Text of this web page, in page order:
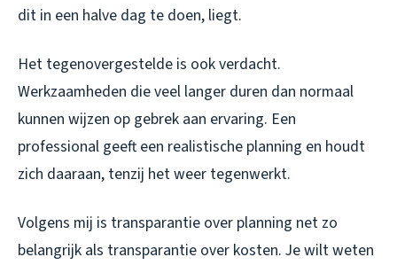
dit in een halve dag te doen, liegt.
Het tegenovergestelde is ook verdacht.
Werkzaamheden die veel langer duren dan normaal
kunnen wijzen op gebrek aan ervaring. Een
professional geeft een realistische planning en houdt
zich daaraan, tenzij het weer tegenwerkt.
Volgens mij is transparantie over planning net zo
belangrijk als transparantie over kosten. Je wilt weten